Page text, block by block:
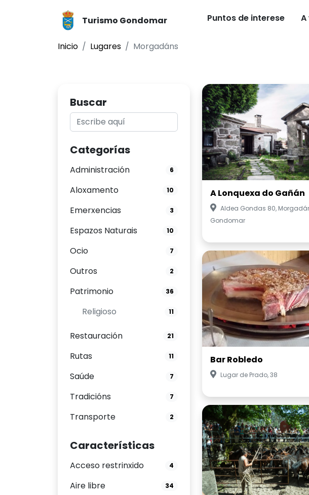
Turismo Gondomar Puntos de interese
Inicio Lugares
Morgadáns
Buscar
Categorías
Administración 6
Aloxamento 10
Emerxencias 3
Espazos Naturais 10
Ocio 7
Outros 2
Patrimonio 36
Religioso 11
Restauración 21
Rutas 11
Saúde 7
Tradicións 7
Transporte 2
Características
Acceso restrinxido 4
Aire libre 34
A Lonquexa do Gañán
Aldea Gondas 80,
Gondomar
Bar Robledo
Lugar de Prado, 38